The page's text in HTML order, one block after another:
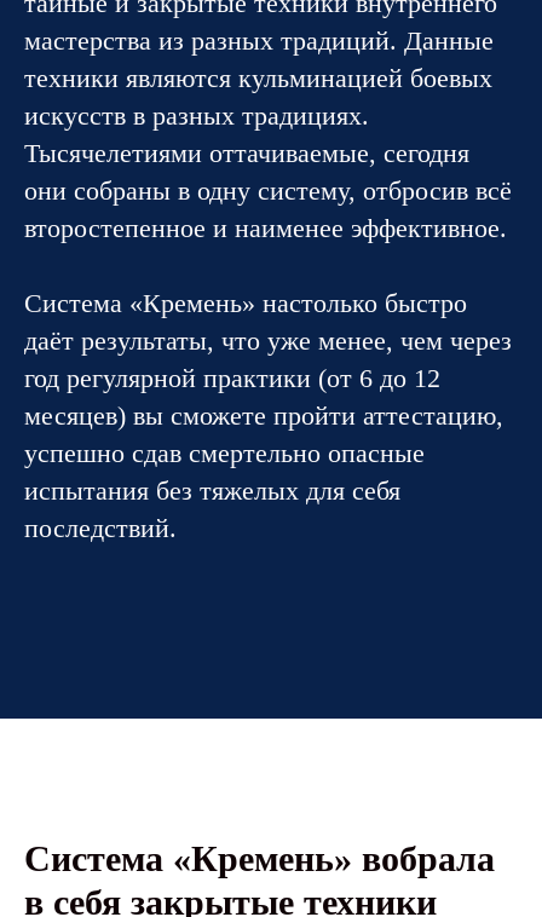
мастерства из разных традиций. Данные
техники являются кульминацией боевых
искусств в разных традициях.
Тысячелетиями оттачиваемые, сегодня
они собраны в одну систему, отбросив всё
второстепенное и наименее эффективное.
Система «Кремень» настолько быстро
даёт результаты, что уже менее, чем через
год регулярной практики (от 6 до 12
месяцев) вы сможете пройти аттестацию,
успешно сдав смертельно опасные
испытания без тяжелых для себя
последствий.
Система «Кремень» вобрала
в себя закрытые техники